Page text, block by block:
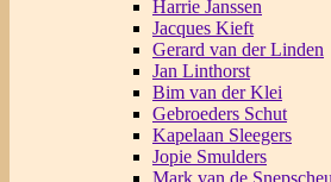
Harrie Janssen
Jacques Kieft
Gerard van der Linden
Jan Linthorst
Bim van der Klei
Gebroeders Schut
Kapelaan Sleegers
Jopie Smulders
Mark van de